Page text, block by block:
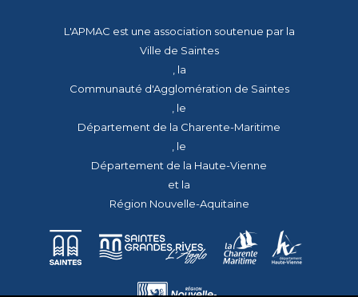
L'APMAC est une association soutenue par la
Ville de Saintes
, la
Communauté d'Agglomération de Saintes
, le
Département de la Charente-Maritime
, le
Département de la Haute-Vienne
et la
Région Nouvelle-Aquitaine